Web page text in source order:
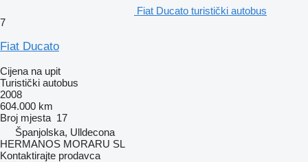
Fiat Ducato turistički autobus
7
Fiat Ducato
Cijena na upit
Turistički autobus
2008
604.000 km
Broj mjesta 17
Španjolska, Ulldecona
HERMANOS MORARU SL
Kontaktirajte prodavca